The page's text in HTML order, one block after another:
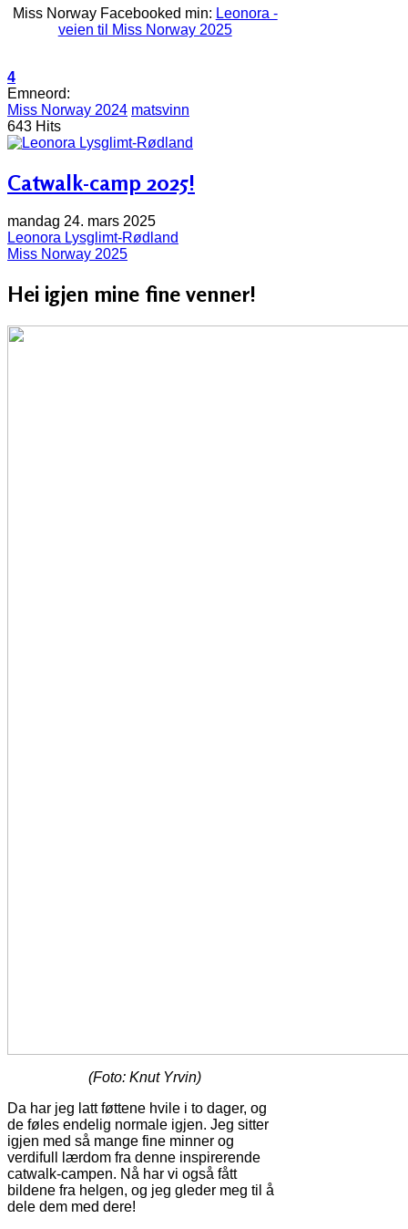
Miss Norway Facebooked min: Leonora -
veien til Miss Norway 2025
4
Emneord:
Miss Norway 2024 matsvinn
643 Hits
Catwalk-camp 2025!
mandag 24. mars 2025
Leonora Lysglimt-Rødland
Miss Norway 2025
Hei igjen mine fine venner!
(Foto: Knut Yrvin)
Da har jeg latt føttene hvile i to dager, og
de føles endelig normale igjen. Jeg sitter
igjen med så mange fine minner og
verdifull lærdom fra denne inspirerende
catwalk-campen. Nå har vi også fått
bildene fra helgen, og jeg gleder meg til å
dele dem med dere!